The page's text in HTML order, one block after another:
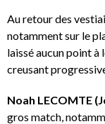
Au retour des
notamment sur le
laissé aucun point à
creusant
Noah LECOMTE
gros match,